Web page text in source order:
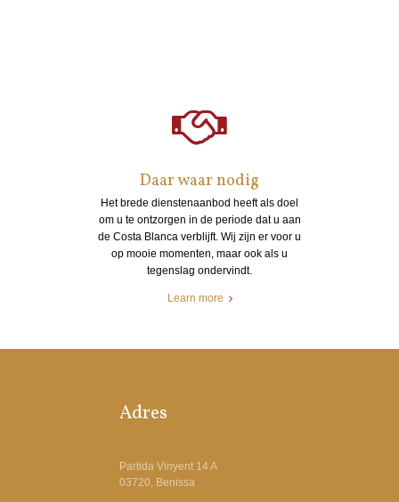
Daar waar nodig
Het brede dienstenaanbod heeft als doel
om u te ontzorgen in de periode dat u aan
de Costa Blanca verblijft. Wij zijn er voor u
op mooie momenten, maar ook als u
tegenslag ondervindt.
Learn more
Adres
Partida Vinyent 14 A
03720, Benissa